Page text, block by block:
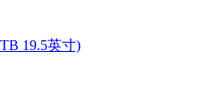
19.5英寸)